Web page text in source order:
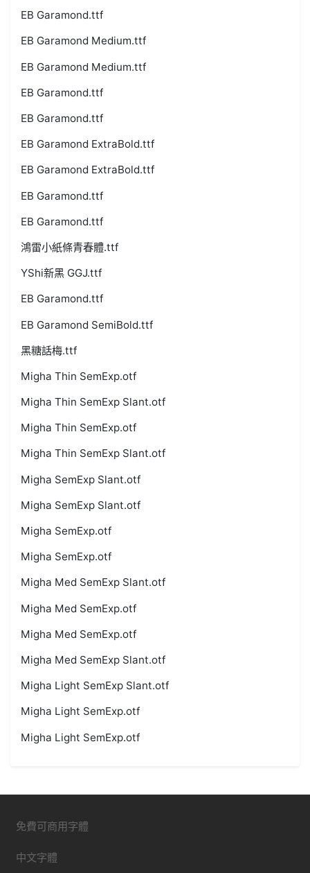
EB Garamond.ttf
EB Garamond Medium.ttf
EB Garamond Medium.ttf
EB Garamond.ttf
EB Garamond.ttf
EB Garamond ExtraBold.ttf
EB Garamond ExtraBold.ttf
EB Garamond.ttf
EB Garamond.ttf
鴻雷小紙條青春體.ttf
YShi新黑 GGJ.ttf
EB Garamond.ttf
EB Garamond SemiBold.ttf
黑糖話梅.ttf
Migha Thin SemExp.otf
Migha Thin SemExp Slant.otf
Migha Thin SemExp.otf
Migha Thin SemExp Slant.otf
Migha SemExp Slant.otf
Migha SemExp Slant.otf
Migha SemExp.otf
Migha SemExp.otf
Migha Med SemExp Slant.otf
Migha Med SemExp.otf
Migha Med SemExp.otf
Migha Med SemExp Slant.otf
Migha Light SemExp Slant.otf
Migha Light SemExp.otf
Migha Light SemExp.otf
免費可商用字體
中文字體